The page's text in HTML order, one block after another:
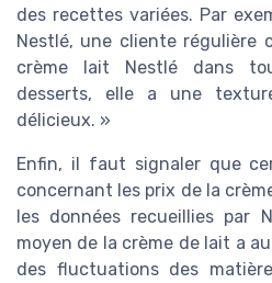
des recettes variées. Par
Nestlé, une cliente régulière
crème lait Nestlé dans
desserts, elle a une
délicieux. »
Enfin, il faut signaler que
concernant les prix de la
les données recueillies par
moyen de la crème de lait a
des fluctuations des